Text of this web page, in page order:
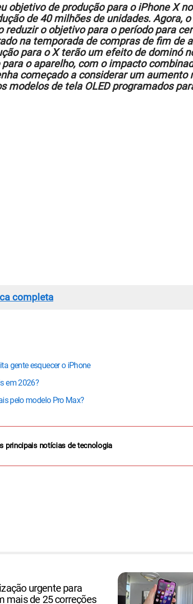
objetivo de produção para o iPhone X
de 40 milhões de unidades. Agora,
o objetivo para o período para
na temporada de compras de fim de
para o X terão um efeito de dominó
o aparelho, com o impacto
começado a considerar um
modelos de tela OLED programados
completa
gente esquecer o iPhone
em 2026?
pelo modelo Pro Max?
principais notícias de tecnologia
urgente para
mais de 25 correções